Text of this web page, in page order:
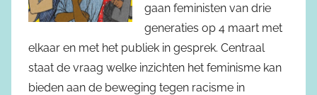
gaan feministen van drie
generaties op 4 maart met
elkaar en met het publiek in gesprek. Centraal
staat de vraag welke inzichten het feminisme kan
bieden aan de beweging tegen racisme in